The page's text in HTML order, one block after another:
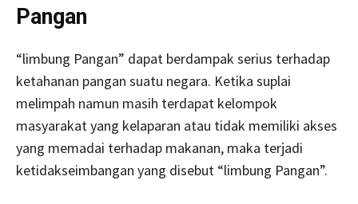
Pangan
“limbung Pangan” dapat berdampak serius terhadap
ketahanan pangan suatu negara. Ketika suplai
melimpah namun masih terdapat kelompok
masyarakat yang kelaparan atau tidak memiliki akses
yang memadai terhadap makanan, maka terjadi
ketidakseimbangan yang disebut “limbung Pangan”.